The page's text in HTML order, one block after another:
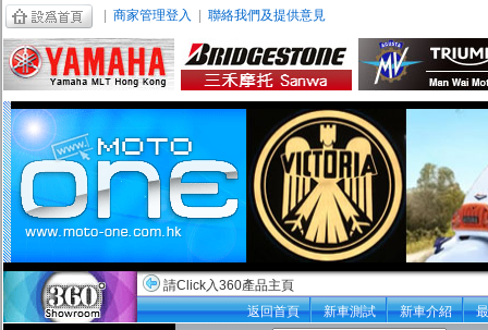
商家管理登入 聯絡我們及提供意見
請Click入360產品主頁
返回首頁
新車測試 新車介紹